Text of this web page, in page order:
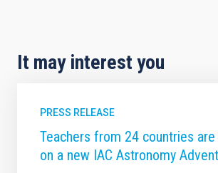
It may interest you
PRESS RELEASE
Teachers from 24 countries
on a new IAC Astronomy